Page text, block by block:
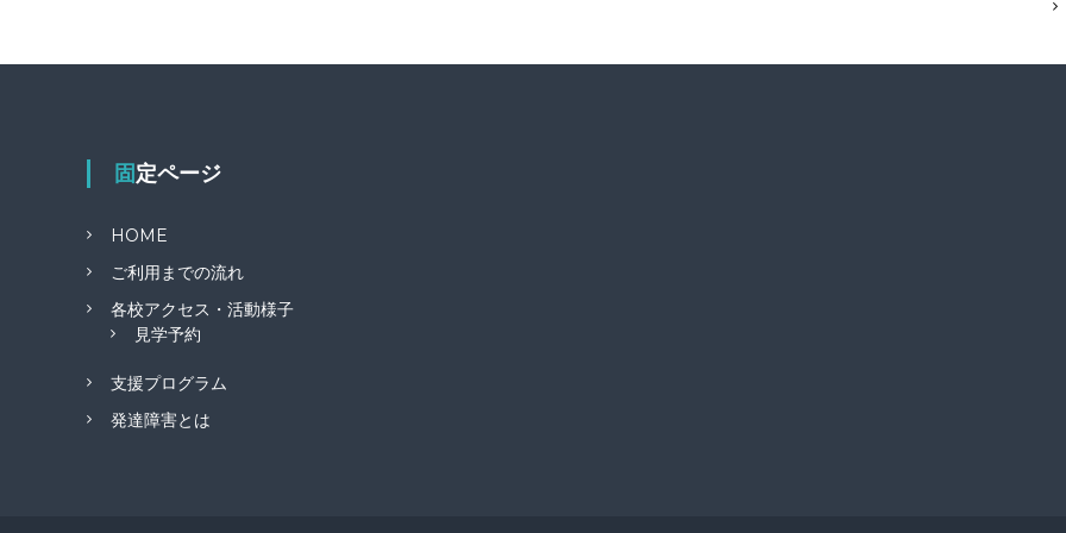
固定ページ
HOME
ご利用までの流れ
各校アクセス・活動様子
見学予約
支援プログラム
発達障害とは